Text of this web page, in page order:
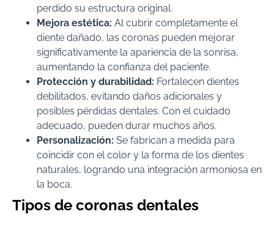
perdido su estructura original.
Mejora estética: Al cubrir completamente el
diente dañado, las coronas pueden mejorar
significativamente la apariencia de la sonrisa,
aumentando la confianza del paciente.
Protección y durabilidad: Fortalecen dientes
debilitados, evitando daños adicionales y
posibles pérdidas dentales. Con el cuidado
adecuado, pueden durar muchos años.
Personalización: Se fabrican a medida para
coincidir con el color y la forma de los dientes
naturales, logrando una integración armoniosa en
la boca.
Tipos de coronas dentales